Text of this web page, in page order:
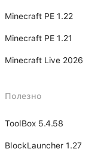
Minecraft PE 1.22
Minecraft PE 1.21
Minecraft Live 2026
Полезно
ToolBox 5.4.58
BlockLauncher 1.27